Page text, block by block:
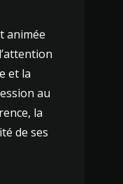
animée
et la
au
la
de ses